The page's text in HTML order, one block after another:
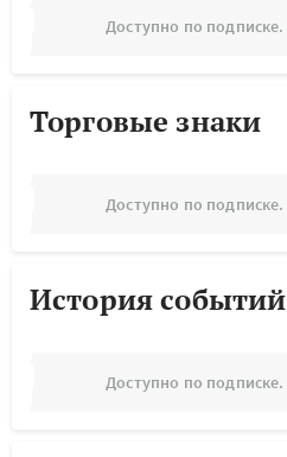
Доступно по подписке.
Торговые знаки
Доступно по подписке.
История событий
Доступно по подписке.